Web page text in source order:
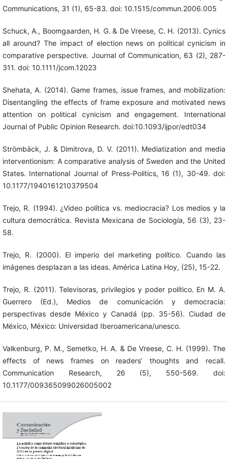
Communications, 31 (1), 65-83. doi: 10.1515/commun.2006.005
Schuck, A., Boomgaarden, H. G. & De Vreese, C. H. (2013). Cynics
all around? The impact of election news on political cynicism in
comparative perspective. Journal of Communication, 63 (2), 287-
311. doi: 10.1111/jcom.12023
Shehata, A. (2014). Game frames, issue frames, and mobilization:
Disentangling the effects of frame exposure and motivated news
attention on political cynicism and engagement. International
Journal of Public Opinion Research. doi:10.1093/ijpor/edt034
Strömbäck, J. & Dimitrova, D. V. (2011). Mediatization and media
interventionism: A comparative analysis of Sweden and the United
States. International Journal of Press-Politics, 16 (1), 30-49. doi:
10.1177/1940161210379504
Trejo, R. (1994). ¿Video política vs. mediocracia? Los medios y la
cultura democrática. Revista Mexicana de Sociología, 56 (3), 23-
58.
Trejo, R. (2000). El imperio del marketing político. Cuando las
imágenes desplazan a las ideas. América Latina Hoy, (25), 15-22.
Trejo, R. (2011). Televisoras, privilegios y poder político. En M. A.
Guerrero (Ed.), Medios de comunicación y democracia:
perspectivas desde México y Canadá (pp. 35-56). Ciudad de
México, México: Universidad Iberoamericana/unesco.
Valkenburg, P. M., Semetko, H. A. & De Vreese, C. H. (1999). The
effects of news frames on readers’ thoughts and recall.
Communication Research, 26 (5), 550-569. doi:
10.1177/009365099026005002